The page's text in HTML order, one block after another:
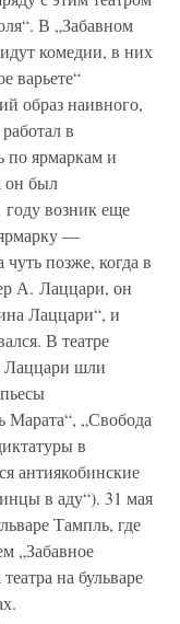
В „Забавном
комедии, в них
варьете“
образ наивного,
в
по ярмаркам и
он был
возник еще
—
позже, когда в
А. Лаццари, он
Лаццари“, и
В театре
Лаццари шли
Марата“, „Свобода
в
антиякобинские
в аду“). 31 мая
Тампль, где
„Забавное
на бульваре